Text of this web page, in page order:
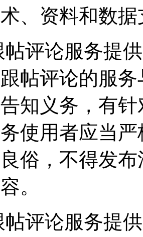
、资料和数
帖评论服务提
帖评论的服
知义务，有
使用者应当
俗，不得发
。
帖评论服务提